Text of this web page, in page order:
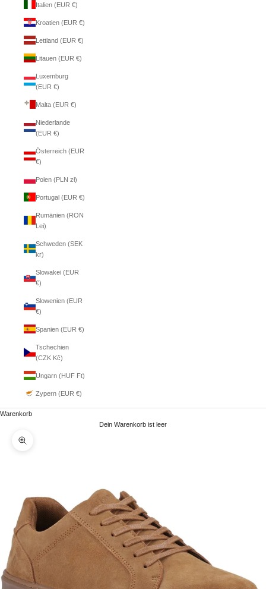
Italien (EUR €)
Kroatien (EUR €)
Lettland (EUR €)
Litauen (EUR €)
Luxemburg
(EUR €)
Malta (EUR €)
Niederlande
(EUR €)
Österreich (EUR
€)
Polen (PLN zł)
Portugal (EUR €)
Rumänien (RON
Lei)
Schweden (SEK
kr)
Slowakei (EUR
€)
Slowenien (EUR
€)
Spanien (EUR €)
Tschechien
(CZK Kč)
Ungarn (HUF Ft)
Zypern (EUR €)
Warenkorb
Dein Warenkorb ist leer
Bild vergrößern